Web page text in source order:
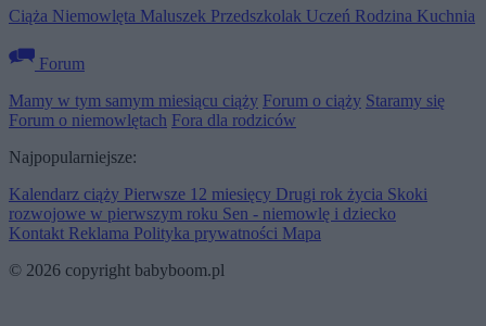
Ciąża Niemowlęta Maluszek Przedszkolak Uczeń Rodzina Kuchnia
Forum
Mamy w tym samym miesiącu ciąży Forum o ciąży Staramy się
Forum o niemowlętach Fora dla rodziców
Najpopularniejsze:
Kalendarz ciąży Pierwsze 12 miesięcy Drugi rok życia Skoki
rozwojowe w pierwszym roku Sen - niemowlę i dziecko
Kontakt Reklama Polityka prywatności Mapa
© 2026 copyright babyboom.pl